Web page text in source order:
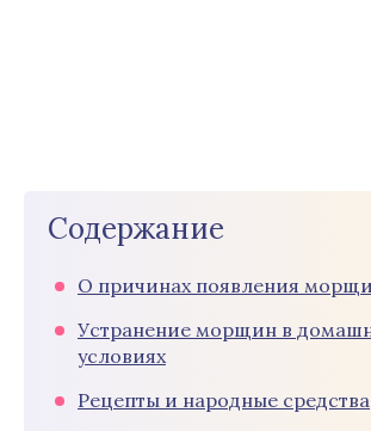
Содержание
О причинах появления
Устранение морщин в
условиях
Рецепты и народные средства